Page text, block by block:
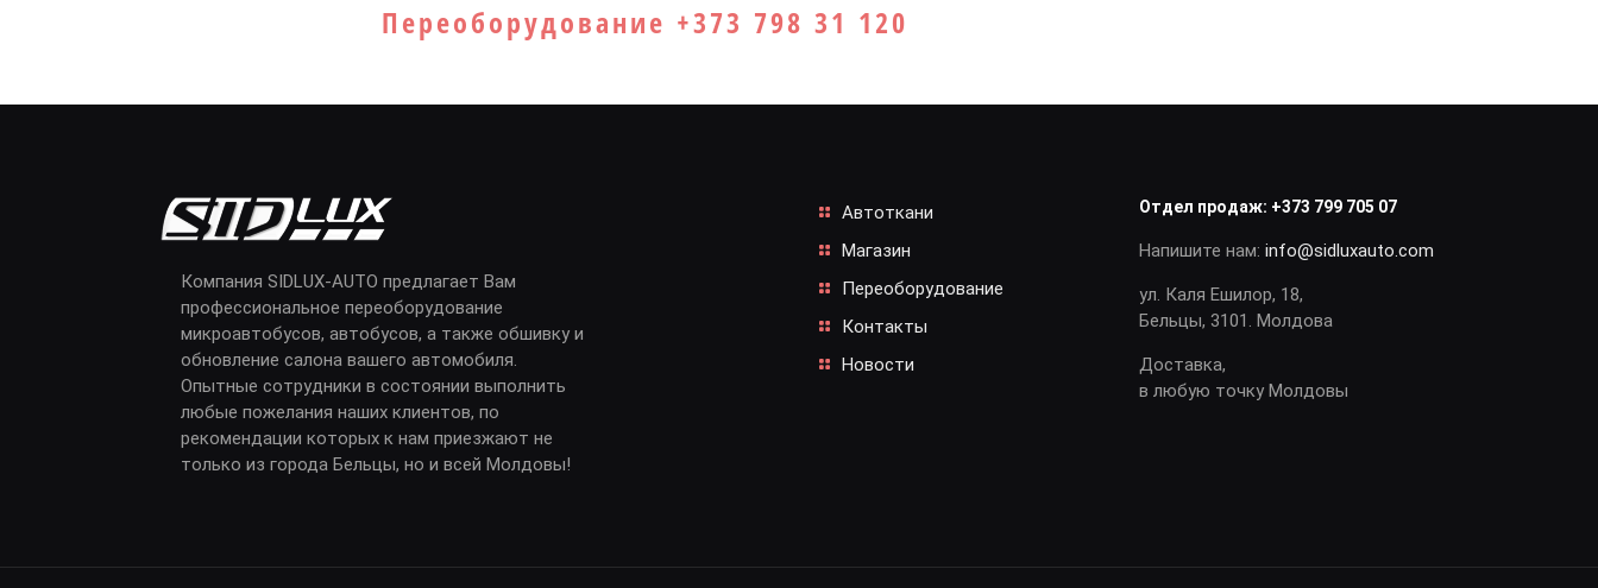
Переоборудование +373 798 31 120
Компания SIDLUX-AUTO предлагает Вам
профессиональное переоборудование
микроавтобусов, автобусов, а также обшивку и
обновление салона вашего автомобиля.
Опытные сотрудники в состоянии выполнить
любые пожелания наших клиентов, по
рекомендации которых к нам приезжают не
только из города Бельцы, но и всей Молдовы!
Автоткани
Магазин
Переоборудование
Контакты
Новости
Отдел продаж: +373 799 705 07
Напишите нам:info@sidluxauto.com
ул. Каля Ешилор, 18,
Бельцы, 3101. Молдова
Доставка,
в любую точку Молдовы